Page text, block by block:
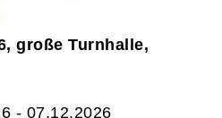
große Turnhalle,
- 07.12.2026